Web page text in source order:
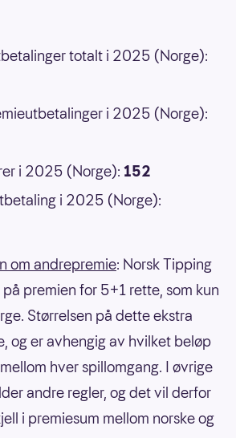
totalt i 2025 (Norge):
i 2025 (Norge):
i 2025 (Norge): 152
i 2025 (Norge):
om andrepremie: Norsk Tipping
premien for 5+1 rette, som kun
Størrelsen på dette ekstra
og er avhengig av hvilket beløp
hver spillomgang. I øvrige
andre regler, og det vil derfor
i premiesum mellom norske og